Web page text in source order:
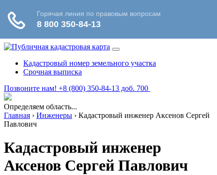
Кадастровый номер земельного участка
Срочная выписка
Позвоните нам! +8 (800) 350-84-13 доб. 700
Определяем область...
Главная › Инженеры › Кадастровый инженер Аксенов Сергей
Павлович
Кадастровый инженер
Аксенов Сергей Павлович